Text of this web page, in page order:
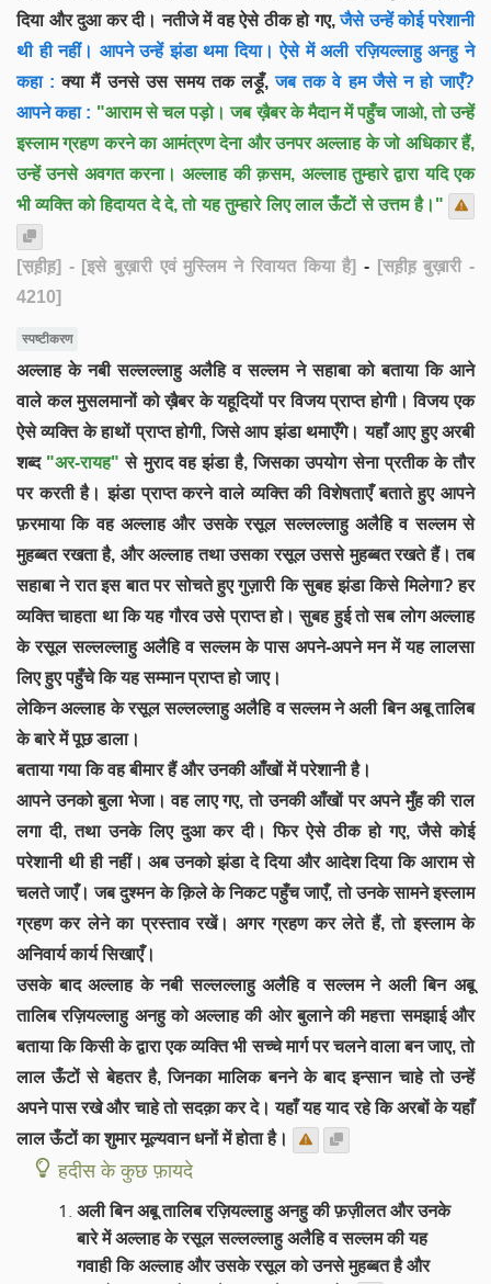
दिया और दुआ कर दी। नतीजे में वह ऐसे ठीक हो गए,जैसे उन्हें कोई परेशानी
थी ही नहीं। आपने उन्हें झंडा थमा दिया। ऐसे में अली रज़ियल्लाहु अनहु ने
कहा : क्या मैं उनसे उस समय तक लड़ूँ, जब तक वे हम जैसे न हो जाएँ?
आपने कहा : "आराम से चल पड़ो। जब ख़ैबर के मैदान में पहुँच जाओ, तो उन्हें
इस्लाम ग्रहण करने का आमंत्रण देना और उनपर अल्लाह के जो अधिकार हैं,
उन्हें उनसे अवगत करना। अल्लाह की क़सम, अल्लाह तुम्हारे द्वारा यदि एक
भी व्यक्ति को हिदायत दे दे, तो यह तुम्हारे लिए लाल ऊँटों से उत्तम है।"
[स़ह़ीह़] - [इसे बुख़ारी एवं मुस्लिम ने रिवायत किया है] - [सह़ीह़ बुख़ारी -
4210]
स्पष्टीकरण
अल्लाह के नबी सल्लल्लाहु अलैहि व सल्लम ने सहाबा को बताया कि आने
वाले कल मुसलमानों को ख़ैबर के यहूदियों पर विजय प्राप्त होगी। विजय एक
ऐसे व्यक्ति के हाथों प्राप्त होगी, जिसे आप झंडा थमाएँगे। यहाँ आए हुए अरबी
शब्द "अर-रायह" से मुराद वह झंडा है, जिसका उपयोग सेना प्रतीक के तौर
पर करती है। झंडा प्राप्त करने वाले व्यक्ति की विशेषताएँ बताते हुए आपने
फ़रमाया कि वह अल्लाह और उसके रसूल सल्लल्लाहु अलैहि व सल्लम से
मुहब्बत रखता है, और अल्लाह तथा उसका रसूल उससे मुहब्बत रखते हैं। तब
सहाबा ने रात इस बात पर सोचते हुए गुज़ारी कि सुबह झंडा किसे मिलेगा? हर
व्यक्ति चाहता था कि यह गौरव उसे प्राप्त हो। सुबह हुई तो सब लोग अल्लाह
के रसूल सल्लल्लाहु अलैहि व सल्लम के पास अपने-अपने मन में यह लालसा
लिए हुए पहुँचे कि यह सम्मान प्राप्त हो जाए।
लेकिन अल्लाह के रसूल सल्लल्लाहु अलैहि व सल्लम ने अली बिन अबू तालिब
के बारे में पूछ डाला।
बताया गया कि वह बीमार हैं और उनकी आँखों में परेशानी है।
आपने उनको बुला भेजा। वह लाए गए, तो उनकी आँखों पर अपने मुँह की राल
लगा दी, तथा उनके लिए दुआ कर दी। फिर ऐसे ठीक हो गए, जैसे कोई
परेशानी थी ही नहीं। अब उनको झंडा दे दिया और आदेश दिया कि आराम से
चलते जाएँ। जब दुश्मन के क़िले के निकट पहुँच जाएँ, तो उनके सामने इस्लाम
ग्रहण कर लेने का प्रस्ताव रखें। अगर ग्रहण कर लेते हैं, तो इस्लाम के
अनिवार्य कार्य सिखाएँ।
उसके बाद अल्लाह के नबी सल्लल्लाहु अलैहि व सल्लम ने अली बिन अबू
तालिब रज़ियल्लाहु अनहु को अल्लाह की ओर बुलाने की महत्ता समझाई और
बताया कि किसी के द्वारा एक व्यक्ति भी सच्चे मार्ग पर चलने वाला बन जाए, तो
लाल ऊँटों से बेहतर है, जिनका मालिक बनने के बाद इन्सान चाहे तो उन्हें
अपने पास रखे और चाहे तो सदक़ा कर दे। यहाँ यह याद रहे कि अरबों के यहाँ
लाल ऊँटों का शुमार मूल्यवान धनों में होता है।
हदीस के कुछ फ़ायदे
अली बिन अबू तालिब रज़ियल्लाहु अनहु की फ़ज़ीलत और उनके
बारे में अल्लाह के रसूल सल्लल्लाहु अलैहि व सल्लम की यह
गवाही कि अल्लाह और उसके रसूल को उनसे मुहब्बत है और